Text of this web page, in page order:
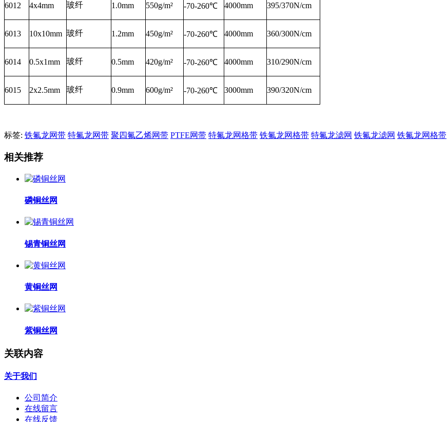
6012 4x4mm 玻纤 1.0mm 550g/m² -70-260℃ 4000mm 395/370N/cm
6013 10x10mm 玻纤 1.2mm 450g/m² -70-260℃ 4000mm 360/300N/cm
6014 0.5x1mm 玻纤 0.5mm 420g/m² -70-260℃ 4000mm 310/290N/cm
6015 2x2.5mm 玻纤 0.9mm 600g/m² -70-260℃ 3000mm 390/320N/cm
标签: 铁氟龙网带 特氟龙网带 聚四氟乙烯网带 PTFE网带 特氟龙网格带 铁氟龙网格带 特氟龙滤网 铁氟龙滤网 铁氟龙网格带
相关推荐
磷铜丝网
锡青铜丝网
黄铜丝网
紫铜丝网
关联内容
关于我们
公司简介
在线留言
在线反馈